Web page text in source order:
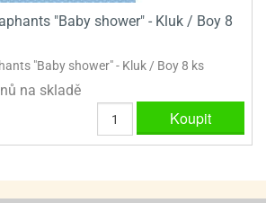
"Baby shower" - Kluk / Boy 8
"Baby shower" - Kluk / Boy 8 ks
na skladě
Koupit